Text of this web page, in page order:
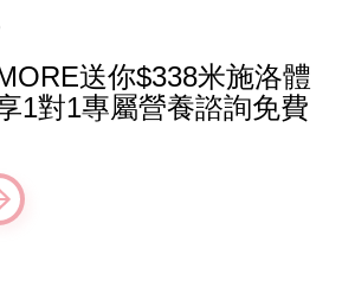
送你$338米施洛體
1對1專屬營養諮詢免費